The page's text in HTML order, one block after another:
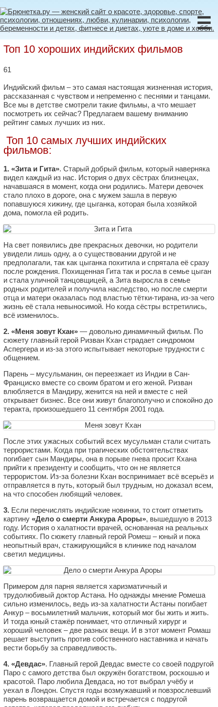
☰
Топ 10 хороших индийских фильмов
61
Индийский фильм – это самая настоящая жизненная история,
рассказанная с чувством и непременно с песнями и танцами.
Все мы в детстве смотрели такие фильмы, а что мешает
посмотреть их сейчас? Предлагаем вашему вниманию
рейтинг самых лучших из них.
Топ 10 самых лучших индийских
фильмов:
1. «Зита и Гита». Старый добрый фильм, который наверняка
видел каждый из нас. История о двух сёстрах близнецах,
начавшаяся в момент, когда они родились. Матери девочек
стало плохо в дороге, она с мужем зашла в первую
попавшуюся хижину, где цыганка, которая была хозяйкой
дома, помогла ей родить.
На свет появились две прекрасных девочки, но родители
увидели лишь одну, а о существовании другой и не
предполагали, так как цыганка похитила и спрятала её сразу
после рождения. Похищенная Гита так и росла в семье цыган
и стала уличной танцовщицей, а Зита выросла в семье
родных родителей и получила наследство, но после смерти
отца и матери оказалась под властью тётки-тирана, из-за чего
жизнь её стала невыносимой. Но когда сёстры встретились,
всё изменилось.
2. «Меня зовут Кхан» — довольно динамичный фильм. По
сюжету главный герой Ризван Кхан страдает синдромом
Аспергера и из-за этого испытывает некоторые трудности с
общением.
Парень – мусульманин, он переезжает из Индии в Сан-
Франциско вместе со своим братом и его женой. Ризван
влюбляется в Мандиру, женится на ней и вместе с ней
открывает бизнес. Все они живут благополучно и спокойно до
теракта, произошедшего 11 сентября 2001 года.
После этих ужасных событий всех мусульман стали считать
террористами. Когда при трагических обстоятельствах
погибает сын Мандиры, она в порыве гнева просит Кхана
прийти к президенту и сообщить, что он не является
террористом. Из-за болезни Кхан воспринимает всё всерьёз и
отправляется в путь, который был трудным, но доказал всем,
на что способен любящий человек.
3. Если перечислять индийские новинки, то стоит отметить
картину «Дело о смерти Анкура Ароры», вышедшую в 2013
году. История о халатности врачей, основанная на реальных
событиях. По сюжету главный герой Ромеш – юный и пока
неопытный врач, стажирующийся в клинике под началом
светил медицины.
Примером для парня является харизматичный и
трудолюбивый доктор Астана. Но однажды мнение Ромеша
сильно изменилось, ведь из-за халатности Астаны погибает
Анкур – восьмилетний мальчик, который мог бы жить и жить.
И тогда юный стажёр понимает, что отличный хирург и
хороший человек – две разных вещи. И в этот момент Ромаш
решает выступить против собственного наставника и начать
вести борьбу за справедливость.
4. «Девдас». Главный герой Девдас вместе со своей подругой
Паро с самого детства был окружён богатством, роскошью и
красотой. Паро любила Девдаса, но тот выбрал учёбу и
уехал в Лондон. Спустя годы возмужавший и повзрослевший
парень возвращается домой и встречается с подругой